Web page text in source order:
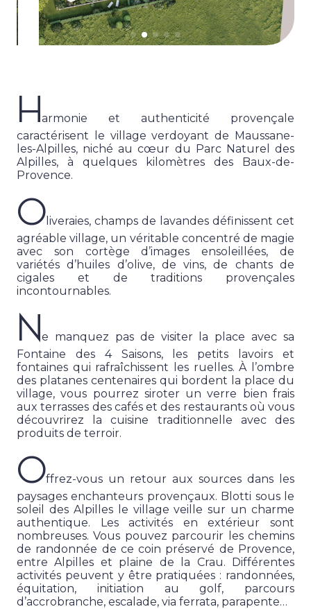
Harmonie et authenticité provençale
caractérisent le village verdoyant de Maussane-
les-Alpilles, niché au cœur du Parc Naturel des
Alpilles, à quelques kilomètres des Baux-de-
Provence.
O liveraies, champs de lavandes définissent cet
agréable village, un véritable concentré de magie
avec son cortège d’images ensoleillées, de
variétés d’huiles d’olive, de vins, de chants de
cigales et de traditions provençales
incontournables.
Ne manquez pas de visiter la place avec sa
Fontaine des 4 Saisons, les petits lavoirs et
fontaines qui rafraîchissent les ruelles. À l’ombre
des platanes centenaires qui bordent la place du
village, vous pourrez siroter un verre bien frais
aux terrasses des cafés et des restaurants où vous
découvrirez la cuisine traditionnelle avec des
produits de terroir.
Offrez-vous un retour aux sources dans les
paysages enchanteurs provençaux. Blotti sous le
soleil des Alpilles le village veille sur un charme
authentique. Les activités en extérieur sont
nombreuses. Vous pouvez parcourir les chemins
de randonnée de ce coin préservé de Provence,
entre Alpilles et plaine de la Crau. Différentes
activités peuvent y être pratiquées : randonnées,
équitation, initiation au golf, parcours
d’accrobranche, escalade, via ferrata, parapente…